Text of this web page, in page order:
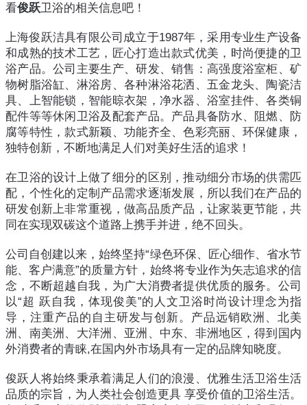
看俊跃卫浴的相关信息吧！
上海俊跃洁具有限公司成立于1987年，采用专业生产设备
和成熟的技术工艺，匠心打造出款式优美，时尚便捷的卫
浴产品。公司主要生产、研发、销售：高强度浴室柜、矿
物树脂浴缸、淋浴房、各种淋浴花洒、五金龙头、陶瓷洁
具、上智能锁，智能晾衣架，净水器、浴室挂件、各类铜
配件等等休闲卫浴及配套产品。产品具备防水、阻燃、防
腐等特性，款式新颖、功能齐全、色彩亮丽、环保健康，
独特创新，不断地满足人们对美好生活的追求！
在卫浴的设计上做了细分的区别，推动细分市场的供需匹
配，个性化的定制产品需求逐渐发展，所以我们在产品的
研发创新上非常重视，做高品质产品，让家装更节能，共
同在实现双碳这个道路上携手并进，绝不回头。
公司自创建以来，始终坚持“绿色环保、匠心细作、省水节
能、客户满意”的质量方针，始终将专业作为矢志追求的信
念，不断超越自我，为广大消费者提供优质的服务。公司
以“超 跃自我，体现俊美”的人文卫浴时尚设计理念为指
导，注重产品的自主研发与创新。产品远销欧洲、北美
洲、南美洲、大洋洲、亚洲、中东、非洲地区，得到国内
外消费者的青睐,在国内外市场具有一定的品牌知晓度。
俊跃人将始终秉承着满足人们的浪漫、优雅生活卫浴生活
品质的宗旨，为人类社会创造更具 享受价值的卫浴生活。